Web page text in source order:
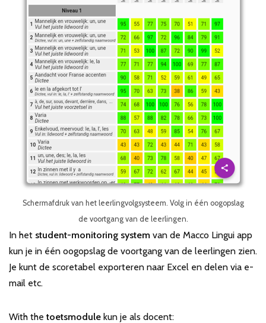
Schermafdruk van het leerlingvolgsysteem. Volg in één oogopslag
de voortgang van de leerlingen.
In het student-monitoring system van de Macco Lingui app
kun je in één oogopslag de voortgang van de leerlingen zien.
Je kunt de scoretabel exporteren naar Excel en delen via e-
mail etc.
With thetoetsmodule kun je als docent: